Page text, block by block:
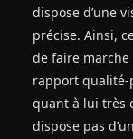
dispose d’une
précise. Ainsi,
de faire
rapport qualité-
quant à lui très
dispose pas